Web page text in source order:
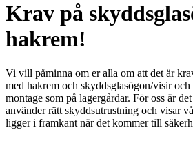
Krav på
hakrem!
Vi vill påminna om er alla om att det är
med hakrem och skyddsglasögon/visir och
montage som på lagergårdar. För oss är
använder rätt skyddsutrustning och visar
ligger i framkant när det kommer till